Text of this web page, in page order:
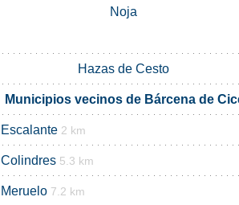
Noja
Hazas de Cesto
Municipios vecinos de Bárcena de
Escalante 2 km
Colindres 5.3 km
Meruelo 7.2 km